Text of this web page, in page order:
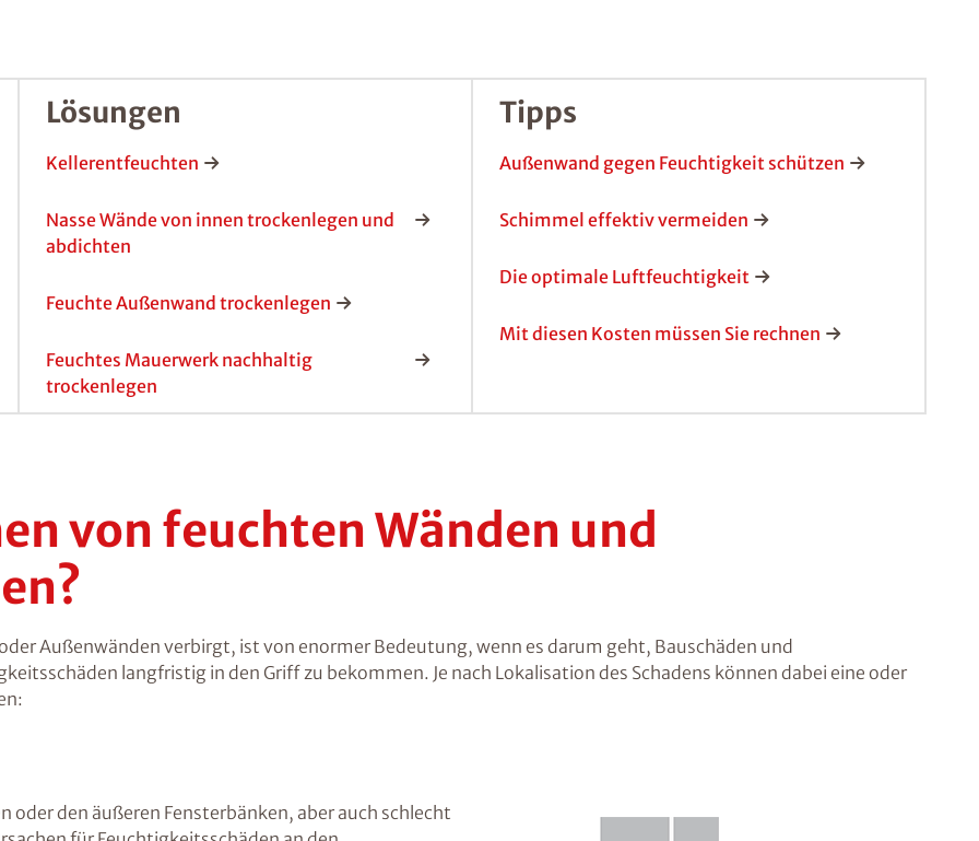
Lösungen
Kellerentfeuchten
Nasse Wände von innen trockenlegen und
abdichten
Feuchte Außenwand trockenlegen
Feuchtes Mauerwerk nachhaltig
trockenlegen
Tipps
Außenwand gegen Feuchtigkeit schützen
Schimmel effektiv vermeiden
Die optimale Luftfeuchtigkeit
Mit diesen Kosten müssen Sie rechnen
von feuchten Wänden und
Außenwänden verbirgt, ist von enormer Bedeutung, wenn es darum geht, Bauschäden und
langfristig in den Griff zu bekommen. Je nach Lokalisation des Schadens können dabei eine oder
oder den äußeren Fensterbänken, aber auch schlecht